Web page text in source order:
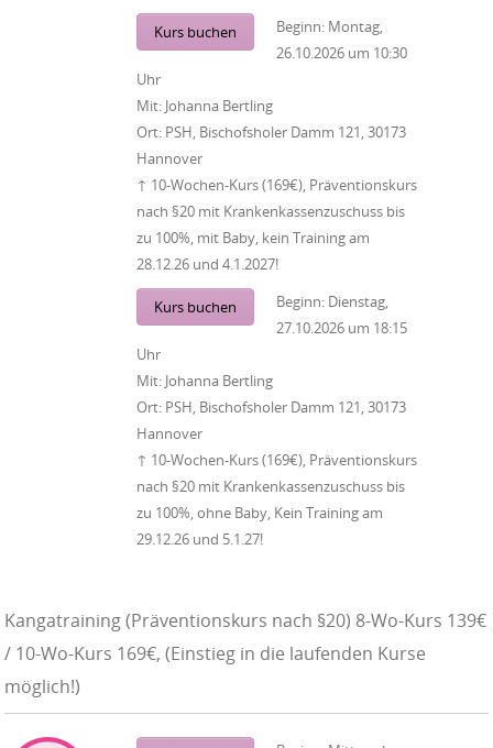
Kurs buchen Beginn: Montag,
26.10.2026 um 10:30
Uhr
Mit: Johanna Bertling
Ort: PSH, Bischofsholer Damm 121, 30173
Hannover
↑ 10-Wochen-Kurs (169€), Präventionskurs
nach §20 mit Krankenkassenzuschuss bis
zu 100%, mit Baby, kein Training am
28.12.26 und 4.1.2027!
Kurs buchen Beginn: Dienstag,
27.10.2026 um 18:15
Uhr
Mit: Johanna Bertling
Ort: PSH, Bischofsholer Damm 121, 30173
Hannover
↑ 10-Wochen-Kurs (169€), Präventionskurs
nach §20 mit Krankenkassenzuschuss bis
zu 100%, ohne Baby, Kein Training am
29.12.26 und 5.1.27!
Kangatraining (Präventionskurs nach §20) 8-Wo-Kurs 139€
/ 10-Wo-Kurs 169€, (Einstieg in die laufenden Kurse
möglich!)